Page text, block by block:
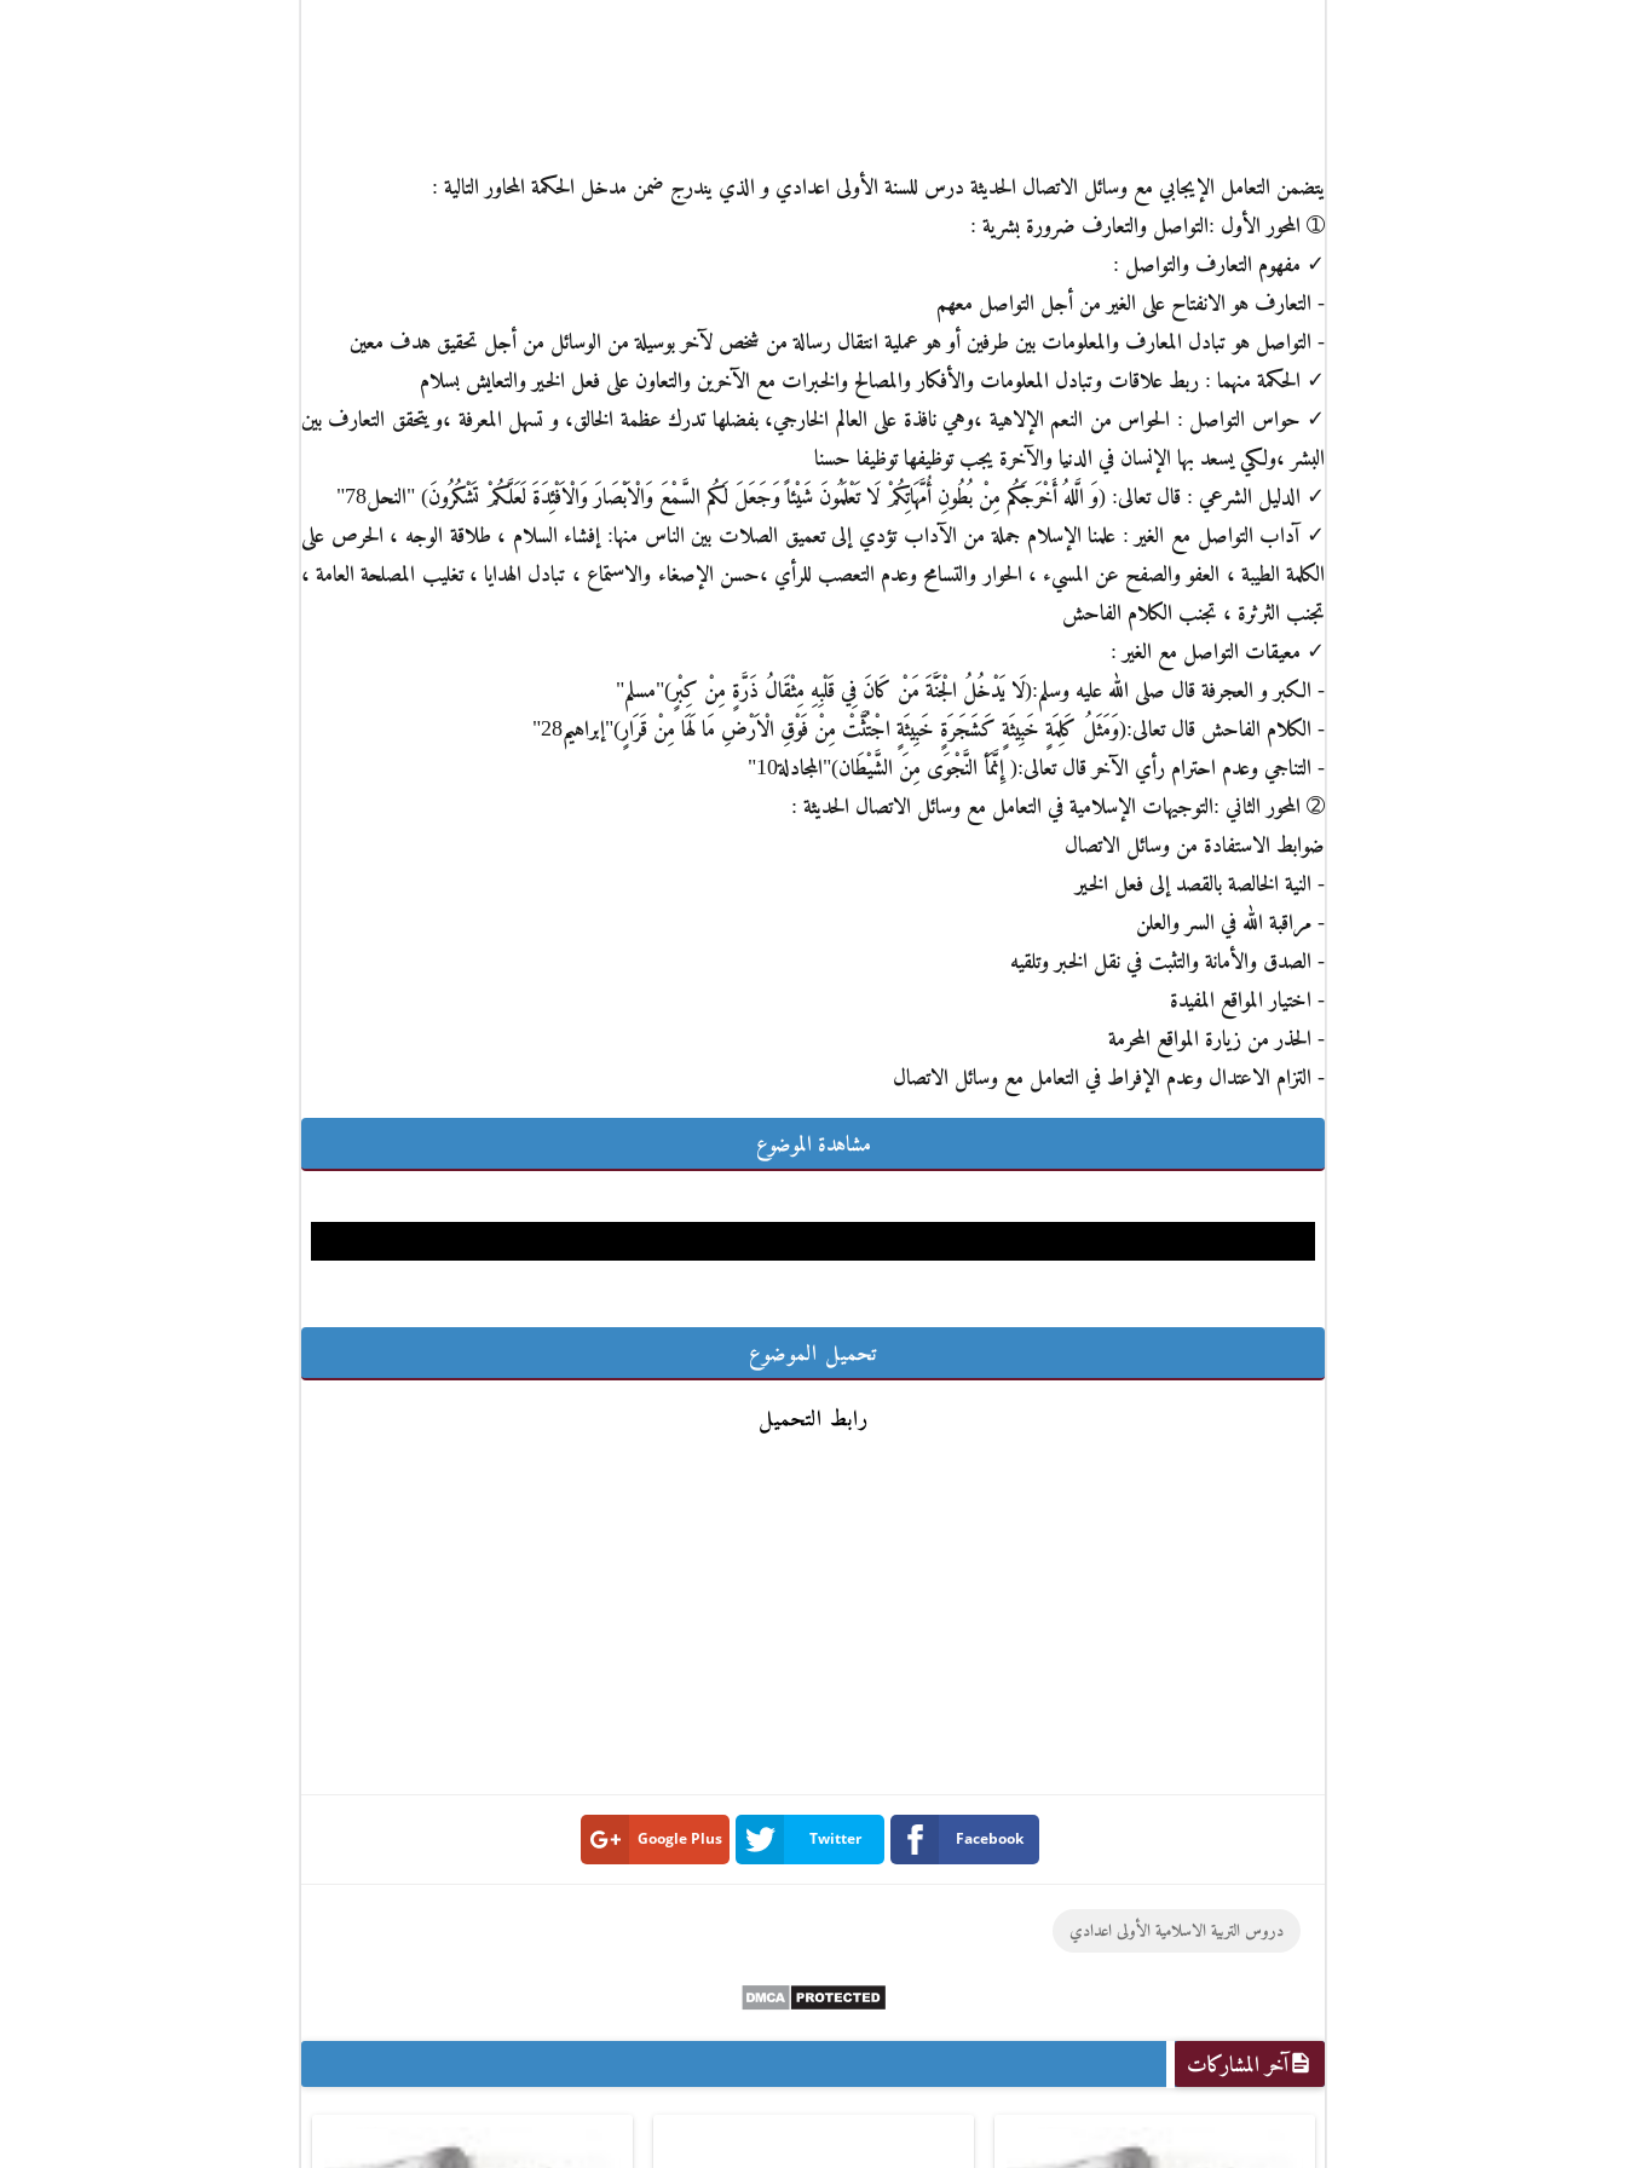
يتضمن التعامل الإيجابي مع وسائل الاتصال الحديثة درس للسنة الأولى اعدادي و الذي يندرج ضمن مدخل الحكمة المحاور التالية :
➀ المحور الأول :التواصل والتعارف ضرورة بشرية :
✓ مفهوم التعارف والتواصل :
- التعارف هو الانفتاح على الغير من أجل التواصل معهم
- التواصل هو تبادل المعارف والمعلومات بين طرفين أو هو عملية انتقال رسالة من شخص لآخر بوسيلة من الوسائل من أجل تحقيق هدف معين
✓ الحكمة منهما : ربط علاقات وتبادل المعلومات والأفكار والمصالح والخبرات مع الآخرين والتعاون على فعل الخير والتعايش بسلام
✓ حواس التواصل : الحواس من النعم الإلاهية ،وهي نافذة على العالم الخارجي، بفضلها تدرك عظمة الخالق، و تسهل المعرفة ،و يتحقق التعارف بين
البشر ،ولكي يسعد بها الإنسان في الدنيا والآخرة يجب توظيفها توظيفا حسنا
✓ الدليل الشرعي : قال تعالى: (وَ الَّلهُ أَخْرَجَكُم مِنْ بُطُونِ أُمَّهَاتِكُمْ لَا تَعْلَمُونَ شَيْئاً وَجَعَلَ لَكُم السَّمْعَ وَالْاَبْصَارَ وَالْاَفْئِدَةَ لَعَلَّكُمْ تَشْكُرُونَ) "النحل78"
✓ آداب التواصل مع الغير : علمنا الإسلام جملة من الآداب تؤدي إلى تعميق الصلات بين الناس منها: إفشاء السلام ، طلاقة الوجه ، الحرص على
الكلمة الطيبة ، العفو والصفح عن المسيء ، الحوار والتسامح وعدم التعصب للرأي ،حسن الإصغاء والاستماع ، تبادل الهدايا ، تغليب المصلحة العامة ،
تجنب الثرثرة ، تجنب الكلام الفاحش
✓ معيقات التواصل مع الغير :
- الكبر و العجرفة قال صلى الله عليه وسلم:(لَا يَدْخُلُ الْجَنَّةَ مَنْ كَانَ فِي قَلْبِهِ مِثْقَالُ ذَرَّةٍ مِنْ كِبْرٍ)"مسلم"
- الكلام الفاحش قال تعالى:(وَمَثَلُ كَلِمَةٍ خَبِيثَةٍ كَشَجَرَةٍ خَبِيثَةٍ اجْتُثَّتْ مِنْ فَوْقِ الْاَرْضِ مَا لَهَا مِنْ قَرَارٍ)"إبراهيم28"
- التناجي وعدم احترام رأي الآخر قال تعالى:( إِنَّمَأ النَّجْوَى مِنَ الشَّيْطَان)"المجادلة10"
➁ المحور الثاني :التوجيهات الإسلامية في التعامل مع وسائل الاتصال الحديثة :
ضوابط الاستفادة من وسائل الاتصال
- النية الخالصة بالقصد إلى فعل الخير
- مراقبة الله في السر والعلن
- الصدق والأمانة والتثبت في نقل الخبر وتلقيه
- اختيار المواقع المفيدة
- الحذر من زيارة المواقع المحرمة
- التزام الاعتدال وعدم الإفراط في التعامل مع وسائل الاتصال
مشاهدة الموضوع
تحميل الموضوع
رابط التحميل
Facebook
Twitter
Google Plus
دروس التربية الاسلامية الأولى اعدادي
آخر المشاركات